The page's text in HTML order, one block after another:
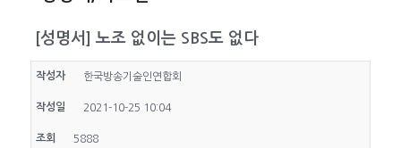
[성명서] 노조 없이는 SBS도 없다
작성자 한국방송기술인연합회
작성일 2021-10-25 10:04
조회 5888